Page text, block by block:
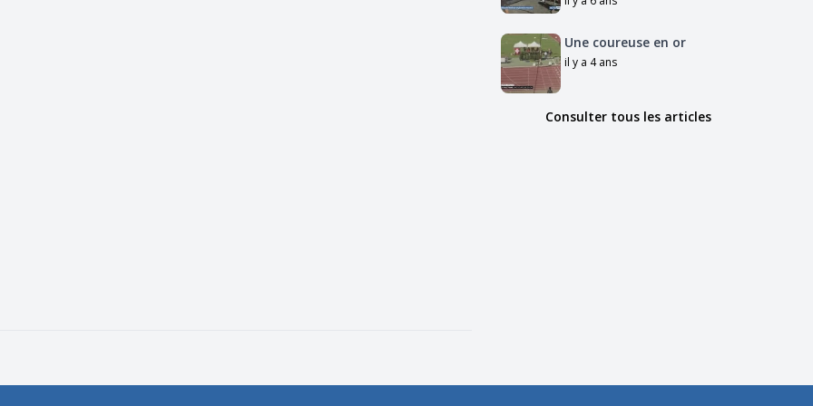
Une coureuse en or
il y a 4 ans
Consulter tous les articles